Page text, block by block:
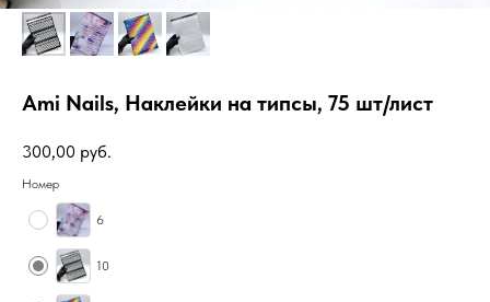
Ami Nails, Наклейки на типсы, 75 шт/лист
300,00 руб.
Номер
6
10